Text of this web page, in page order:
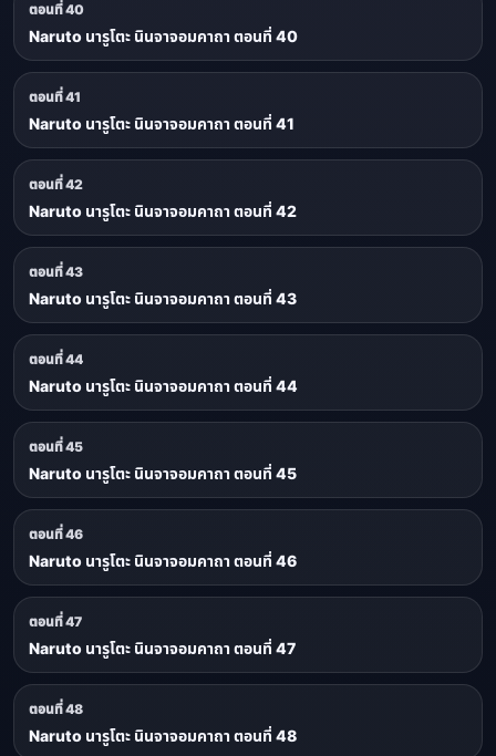
ตอนที่ 40
Naruto นารูโตะ นินจาจอมคาถา ตอนที่ 40
ตอนที่ 41
Naruto นารูโตะ นินจาจอมคาถา ตอนที่ 41
ตอนที่ 42
Naruto นารูโตะ นินจาจอมคาถา ตอนที่ 42
ตอนที่ 43
Naruto นารูโตะ นินจาจอมคาถา ตอนที่ 43
ตอนที่ 44
Naruto นารูโตะ นินจาจอมคาถา ตอนที่ 44
ตอนที่ 45
Naruto นารูโตะ นินจาจอมคาถา ตอนที่ 45
ตอนที่ 46
Naruto นารูโตะ นินจาจอมคาถา ตอนที่ 46
ตอนที่ 47
Naruto นารูโตะ นินจาจอมคาถา ตอนที่ 47
ตอนที่ 48
Naruto นารูโตะ นินจาจอมคาถา ตอนที่ 48